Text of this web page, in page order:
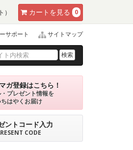
カート を見る 0
サポート サイトマップ
検索
ガ登録はこちら！
プレゼント情報を
ちはやくお届け
ントコード入力
CODE